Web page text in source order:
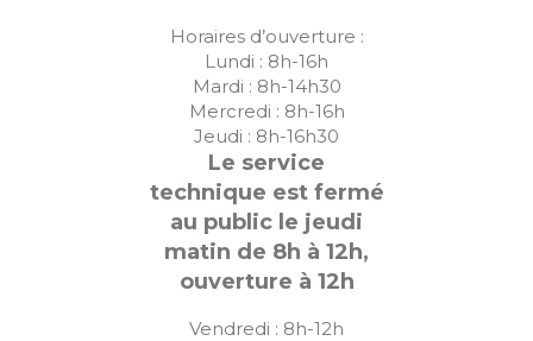
Horaires d’ouverture :
Lundi : 8h-16h
Mardi : 8h-14h30
Mercredi : 8h-16h
Jeudi : 8h-16h30
Le service
technique est fermé
au public le jeudi
matin de 8h à 12h,
ouverture à 12h
Vendredi : 8h-12h